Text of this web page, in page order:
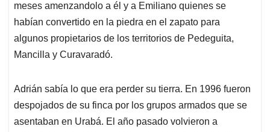
meses amenzandolo a él y a Emiliano quienes se
habían convertido en la piedra en el zapato para
algunos propietarios de los territorios de Pedeguita,
Mancilla y Curavaradó.
Adrián sabía lo que era perder su tierra. En 1996 fueron
despojados de su finca por los grupos armados que se
asentaban en Urabá. El año pasado volvieron a